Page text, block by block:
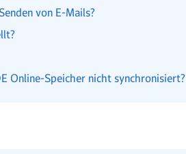
von E-Mails?
Online-Speicher nicht synchronisiert?